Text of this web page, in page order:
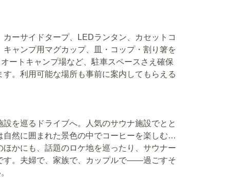
ーサイドタープ、LEDランタン、カセットコ
ャンプ用マグカップ、皿・コップ・割り箸を
ートキャンプ場など、駐車スペースさえ確保
。利用可能な場所も事前に案内してもらえる
を巡るドライブへ。人気のサウナ施設でとと
然に囲まれた景色の中でコーヒーを楽しむ…
かにも、話題のロケ地を巡ったり、サウナー
す。夫婦で、家族で、カップルで――過ごすそ